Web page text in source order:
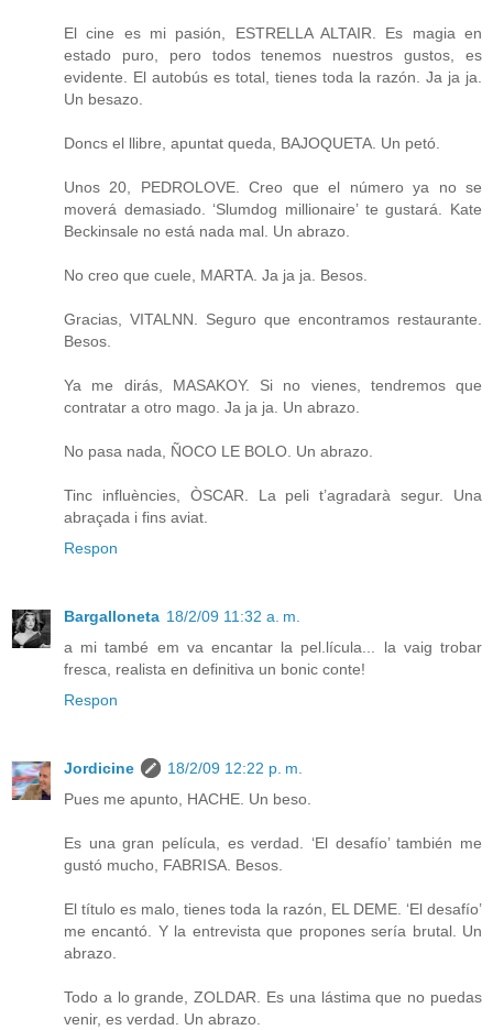
El cine es mi pasión, ESTRELLA ALTAIR. Es magia en
estado puro, pero todos tenemos nuestros gustos, es
evidente. El autobús es total, tienes toda la razón. Ja ja ja.
Un besazo.
Doncs el llibre, apuntat queda, BAJOQUETA. Un petó.
Unos 20, PEDROLOVE. Creo que el número ya no se
moverá demasiado. ‘Slumdog millionaire’ te gustará. Kate
Beckinsale no está nada mal. Un abrazo.
No creo que cuele, MARTA. Ja ja ja. Besos.
Gracias, VITALNN. Seguro que encontramos restaurante.
Besos.
Ya me dirás, MASAKOY. Si no vienes, tendremos que
contratar a otro mago. Ja ja ja. Un abrazo.
No pasa nada, ÑOCO LE BOLO. Un abrazo.
Tinc influències, ÒSCAR. La peli t’agradarà segur. Una
abraçada i fins aviat.
Respon
Bargalloneta 18/2/09 11:32 a. m.
a mi també em va encantar la pel.lícula... la vaig trobar
fresca, realista en definitiva un bonic conte!
Respon
Jordicine
18/2/09 12:22 p. m.
Pues me apunto, HACHE. Un beso.
Es una gran película, es verdad. ‘El desafío’ también me
gustó mucho, FABRISA. Besos.
El título es malo, tienes toda la razón, EL DEME. ‘El desafío’
me encantó. Y la entrevista que propones sería brutal. Un
abrazo.
Todo a lo grande, ZOLDAR. Es una lástima que no puedas
venir, es verdad. Un abrazo.